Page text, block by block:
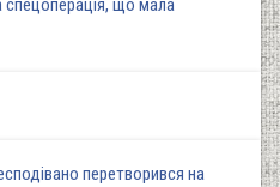
спецоперація, що мала
перетворився на